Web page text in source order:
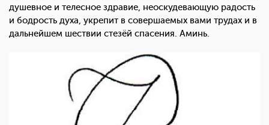
душевное и телесное здравие, неоскудевающую радость
и бодрость духа, укрепит в совершаемых вами трудах и в
дальнейшем шествии стезёй спасения. Аминь.